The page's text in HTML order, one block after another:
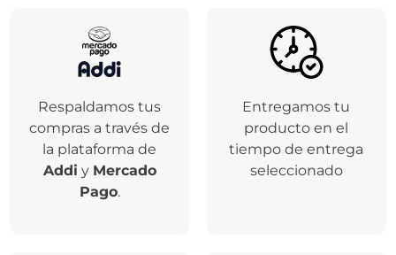
Respaldamos tus
compras a través de
la plataforma de
Addi y Mercado
Pago.
Entregamos tu
producto en el
tiempo de entrega
seleccionado